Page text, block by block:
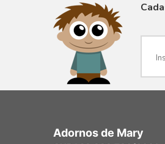
Adornos de Mary